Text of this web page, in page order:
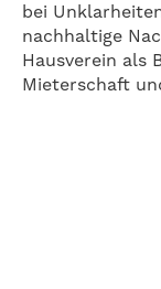
bei
nachhaltige
Hausverein als
Mieterschaft